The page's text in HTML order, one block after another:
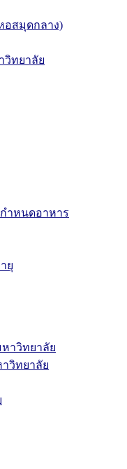
อสมุดกลาง)
ทยาลัย
ำหนดอาหาร
ยุ
าวิทยาลัย
วิทยาลัย